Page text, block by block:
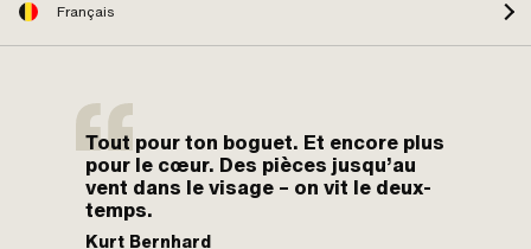
Français
Tout pour ton boguet. Et encore plus
pour le cœur. Des pièces jusqu’au
vent dans le visage – on vit le deux-
temps.
Kurt Bernhard